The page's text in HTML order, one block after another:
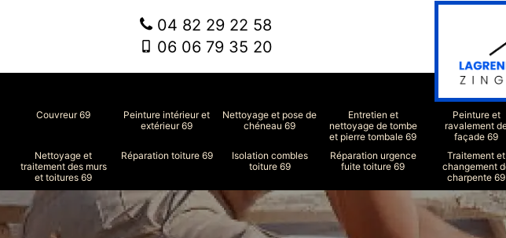
04 82 29 22 58
06 06 79 35 20
Couvreur 69
Peinture intérieur et
extérieur 69
Nettoyage et pose de
chéneau 69
Entretien et
nettoyage de tombe
et pierre tombale 69
Peinture et
ravalement
façade 69
Nettoyage et
traitement des murs
et toitures 69
Réparation toiture 69
Isolation combles
toiture 69
Réparation urgence
fuite toiture 69
Traitement et
changement
charpente 69